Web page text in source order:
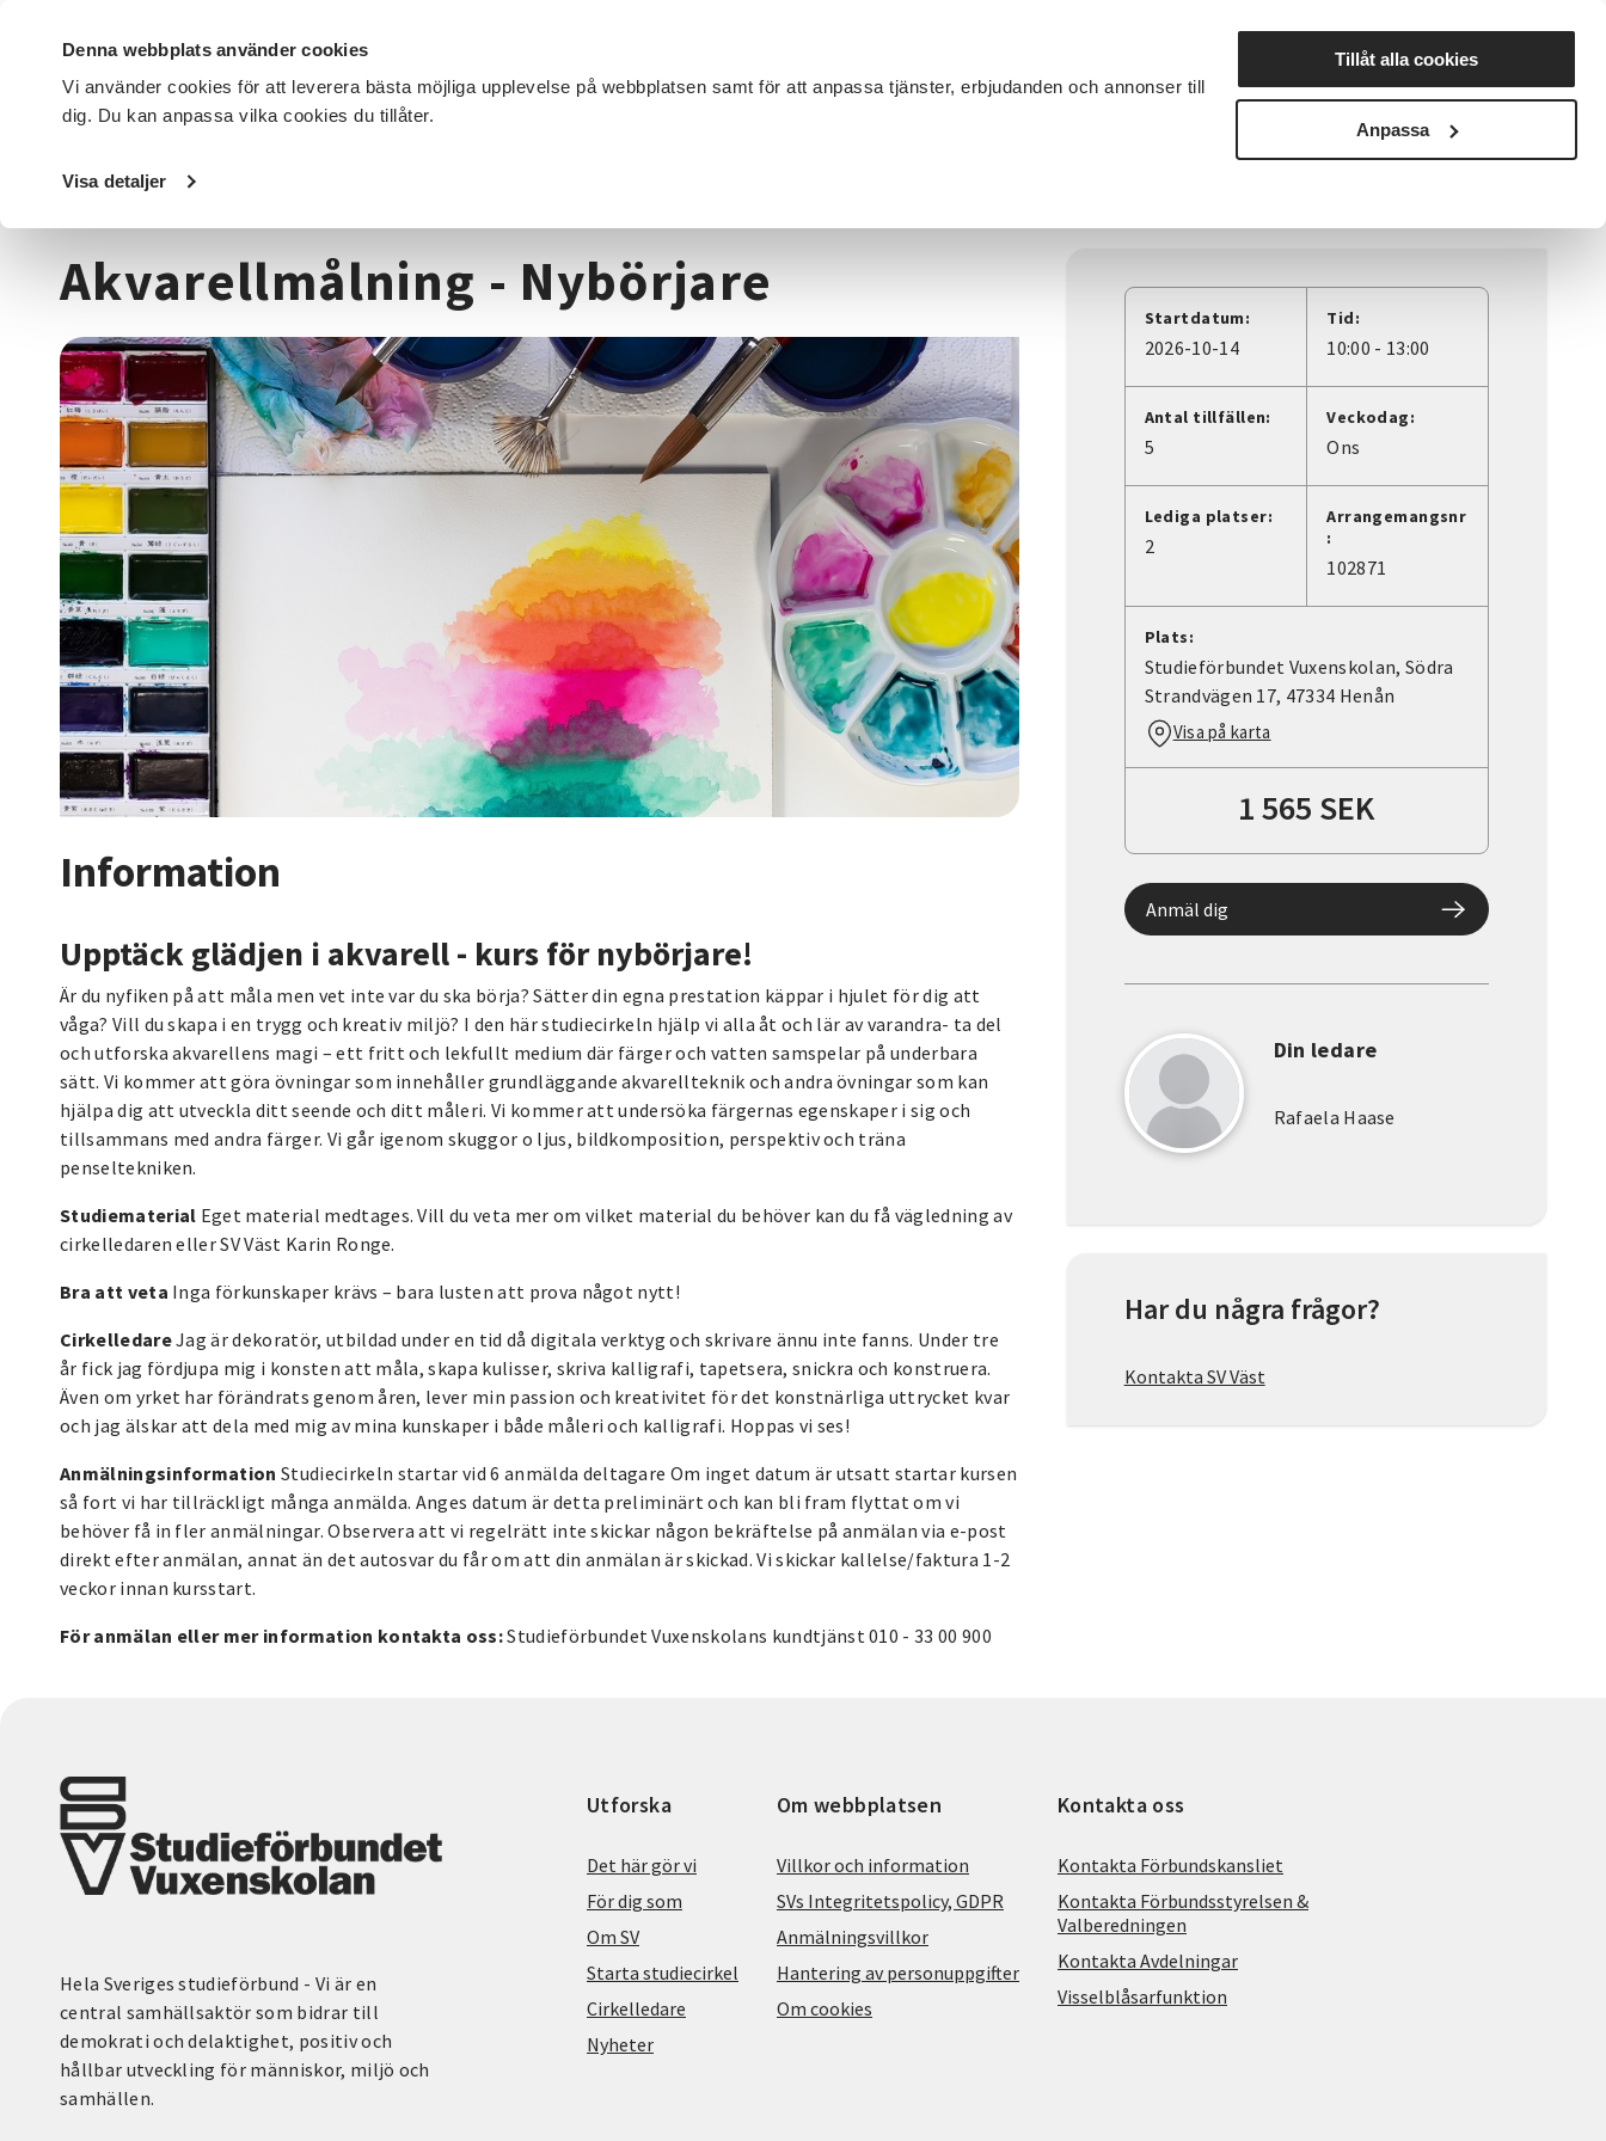
Denna webbplats använder cookies
Vi använder cookies för att leverera bästa möjliga upplevelse på webbplatsen samt för att anpassa tjänster, erbjudanden och annonser till
dig. Du kan anpassa vilka cookies du tillåter.
Visa detaljer
Tillåt alla cookies
Anpassa
DET HÄR GÖR VI FÖR DIG SOM SÖK KURSER OCH EVENEMANG Nyheter Avdelningar
Startsida / Kurser och evenemang
Akvarellmålning - Nybörjare
Information
Upptäck glädjen i akvarell - kurs för nybörjare!
Är du nyfiken på att måla men vet inte var du ska börja? Sätter din egna prestation käppar i hjulet för dig att
våga? Vill du skapa i en trygg och kreativ miljö? I den här studiecirkeln hjälp vi alla åt och lär av varandra- ta del
och utforska akvarellens magi – ett fritt och lekfullt medium där färger och vatten samspelar på underbara
sätt. Vi kommer att göra övningar som innehåller grundläggande akvarellteknik och andra övningar som kan
hjälpa dig att utveckla ditt seende och ditt måleri. Vi kommer att undersöka färgernas egenskaper i sig och
tillsammans med andra färger. Vi går igenom skuggor o ljus, bildkomposition, perspektiv och träna
penseltekniken.
Studiematerial Eget material medtages. Vill du veta mer om vilket material du behöver kan du få vägledning av
cirkelledaren eller SV Väst Karin Ronge.
Bra att veta Inga förkunskaper krävs – bara lusten att prova något nytt!
CirkelledareJag är dekoratör, utbildad under en tid då digitala verktyg och skrivare ännu inte fanns. Under tre
år fick jag fördjupa mig i konsten att måla, skapa kulisser, skriva kalligrafi, tapetsera, snickra och konstruera.
Även om yrket har förändrats genom åren, lever min passion och kreativitet för det konstnärliga uttrycket kvar
och jag älskar att dela med mig av mina kunskaper i både måleri och kalligrafi. Hoppas vi ses!
Anmälningsinformation Studiecirkeln startar vid 6 anmälda deltagare Om inget datum är utsatt startar kursen
så fort vi har tillräckligt många anmälda. Anges datum är detta preliminärt och kan bli fram flyttat om vi
behöver få in fler anmälningar. Observera att vi regelrätt inte skickar någon bekräftelse på anmälan via e-post
direkt efter anmälan, annat än det autosvar du får om att din anmälan är skickad. Vi skickar kallelse/faktura 1-2
veckor innan kursstart.
För anmälan eller mer information kontakta oss:Studieförbundet Vuxenskolans kundtjänst 010 - 33 00 900
Startdatum:
2026-10-14
Tid:
10:00 - 13:00
Antal tillfällen:
5
Veckodag:
Ons
Lediga platser:
2
Arrangemangsnr
:
102871
Plats:
Studieförbundet Vuxenskolan, Södra
Strandvägen 17, 47334 Henån
Visa på karta
1 565 SEK
Anmäl dig
Din ledare
Rafaela Haase
Har du några frågor?
Kontakta SV Väst
Hela Sveriges studieförbund - Vi är en
central samhällsaktör som bidrar till
demokrati och delaktighet, positiv och
hållbar utveckling för människor, miljö och
samhällen.
Utforska
Det här gör vi
För dig som
Om SV
Starta studiecirkel
Cirkelledare
Nyheter
Om webbplatsen
Villkor och information
SVs Integritetspolicy, GDPR
Anmälningsvillkor
Hantering av personuppgifter
Om cookies
Kontakta oss
Kontakta Förbundskansliet
Kontakta Förbundsstyrelsen &
Valberedningen
Kontakta Avdelningar
Visselblåsarfunktion